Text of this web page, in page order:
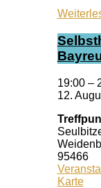
19:00 –
12.
95466
Karte